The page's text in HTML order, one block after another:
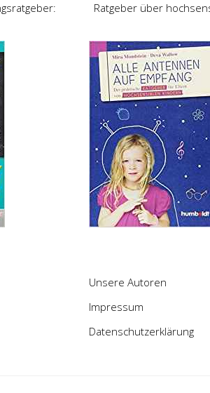
Ratgeber über
Unsere Autoren
Impressum
Datenschutzerklärung